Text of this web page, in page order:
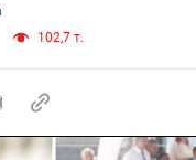
102,7 т.